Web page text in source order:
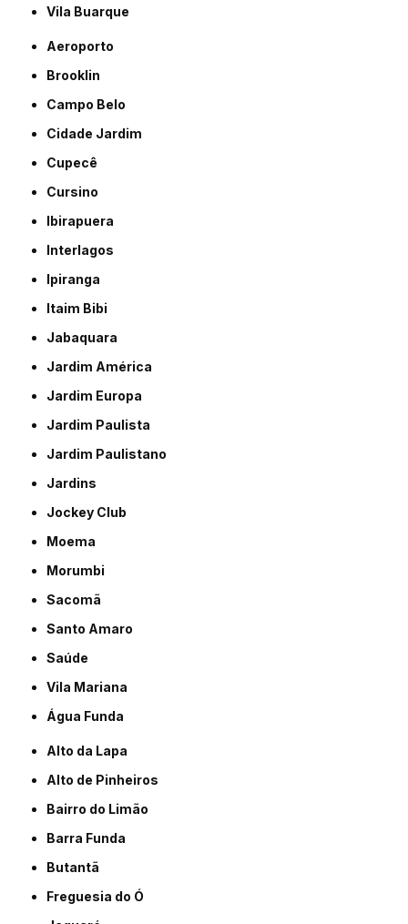
Vila Buarque
Aeroporto
Brooklin
Campo Belo
Cidade Jardim
Cupecê
Cursino
Ibirapuera
Interlagos
Ipiranga
Itaim Bibi
Jabaquara
Jardim América
Jardim Europa
Jardim Paulista
Jardim Paulistano
Jardins
Jockey Club
Moema
Morumbi
Sacomã
Santo Amaro
Saúde
Vila Mariana
Água Funda
Alto da Lapa
Alto de Pinheiros
Bairro do Limão
Barra Funda
Butantã
Freguesia do Ó